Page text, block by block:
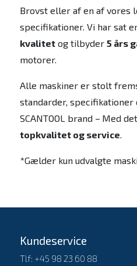
Brovst eller af en af vores
specifikationer. Vi har sat
kvalitetog tilbyder 5 års
motorer.
Alle maskiner er stolt
standarder,
SCANTOOL brand – Med
topkvalitet og service
*Gælder kun udvalgte
Kundeservice
Tlf: +45 98 23 60 88